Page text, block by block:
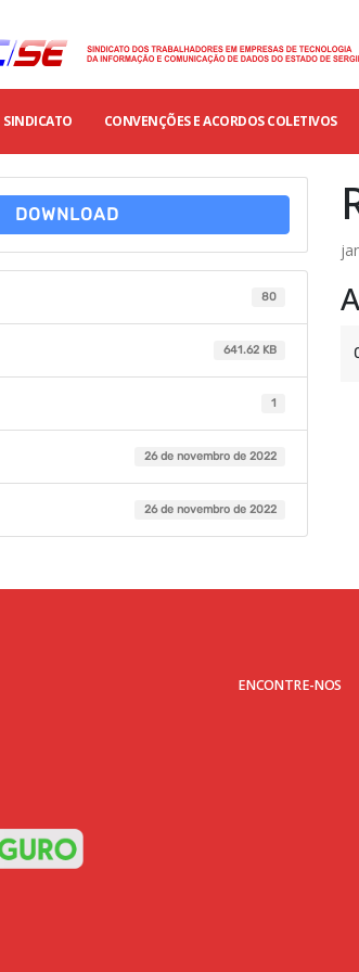
SINDICATO CONVENÇÕES E ACORDOS COLETIVOS
DOWNLOAD
80
641.62 KB
1
26 de novembro de 2022
26 de novembro de 2022
ENCONTRE-NOS